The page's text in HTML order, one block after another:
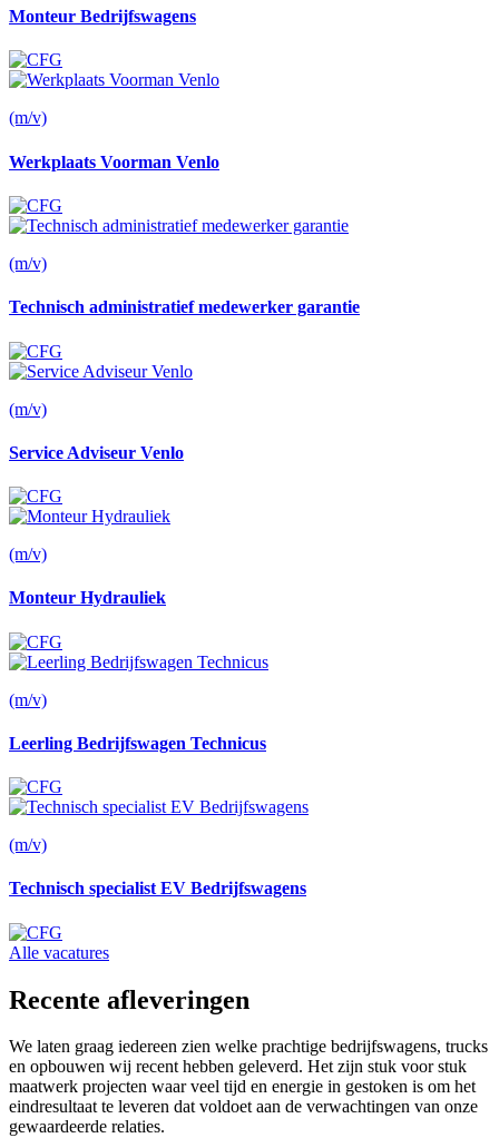
Monteur Bedrijfswagens
(m/v)
Werkplaats Voorman Venlo
(m/v)
Technisch administratief medewerker garantie
(m/v)
Service Adviseur Venlo
(m/v)
Monteur Hydrauliek
(m/v)
Leerling Bedrijfswagen Technicus
(m/v)
Technisch specialist EV Bedrijfswagens
Alle vacatures
Recente afleveringen
We laten graag iedereen zien welke prachtige bedrijfswagens, trucks
en opbouwen wij recent hebben geleverd. Het zijn stuk voor stuk
maatwerk projecten waar veel tijd en energie in gestoken is om het
eindresultaat te leveren dat voldoet aan de verwachtingen van onze
gewaardeerde relaties.